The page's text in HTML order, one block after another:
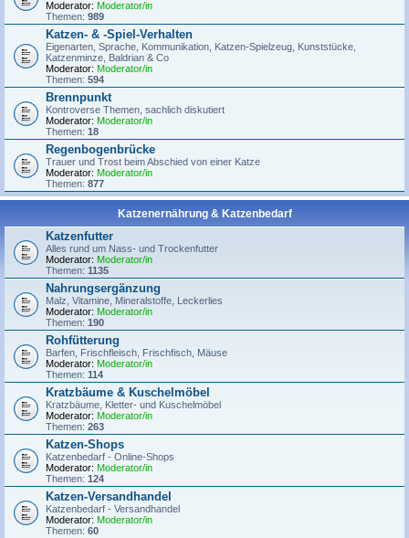
Moderator: Moderator/in
Themen: 989
Katzen- & -Spiel-Verhalten
Eigenarten, Sprache, Kommunikation, Katzen-Spielzeug, Kunststücke,
Katzenminze, Baldrian & Co
Moderator: Moderator/in
Themen: 594
Brennpunkt
Kontroverse Themen, sachlich diskutiert
Moderator: Moderator/in
Themen: 18
Regenbogenbrücke
Trauer und Trost beim Abschied von einer Katze
Moderator: Moderator/in
Themen: 877
Katzenernährung & Katzenbedarf
Katzenfutter
Alles rund um Nass- und Trockenfutter
Moderator: Moderator/in
Themen: 1135
Nahrungsergänzung
Malz, Vitamine, Mineralstoffe, Leckerlies
Moderator: Moderator/in
Themen: 190
Rohfütterung
Barfen, Frischfleisch, Frischfisch, Mäuse
Moderator: Moderator/in
Themen: 114
Kratzbäume & Kuschelmöbel
Kratzbäume, Kletter- und Kuschelmöbel
Moderator: Moderator/in
Themen: 263
Katzen-Shops
Katzenbedarf - Online-Shops
Moderator: Moderator/in
Themen: 124
Katzen-Versandhandel
Katzenbedarf - Versandhandel
Moderator: Moderator/in
Themen: 60